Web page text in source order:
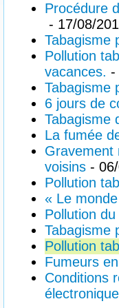
Procédure
- 17/08/
Tabagisme
Pollution
vacances. -
Tabagisme
6 jours de
Tabagisme
La fumée
Gravement
voisins -
Pollution
« Le
Pollution
Tabagisme
Pollution
Fumeurs
Conditions